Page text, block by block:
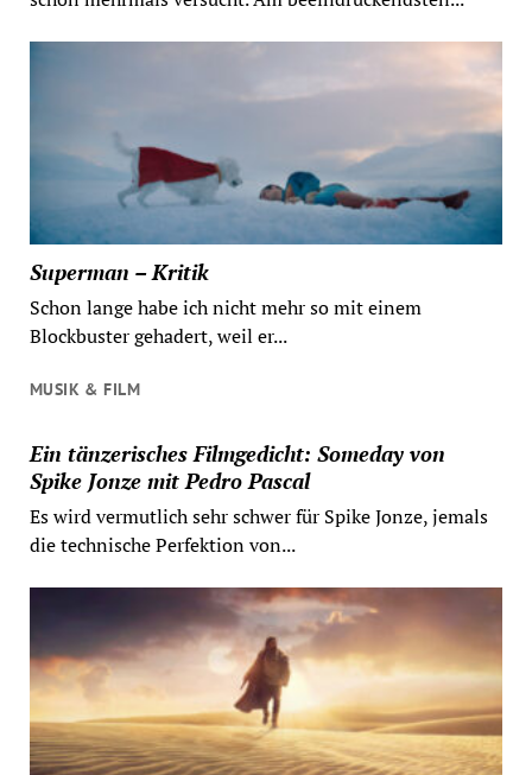
Superman – Kritik
Schon lange habe ich nicht mehr so mit einem
Blockbuster gehadert, weil er...
MUSIK & FILM
Ein tänzerisches Filmgedicht: Someday von
Spike Jonze mit Pedro Pascal
Es wird vermutlich sehr schwer für Spike Jonze, jemals
die technische Perfektion von...